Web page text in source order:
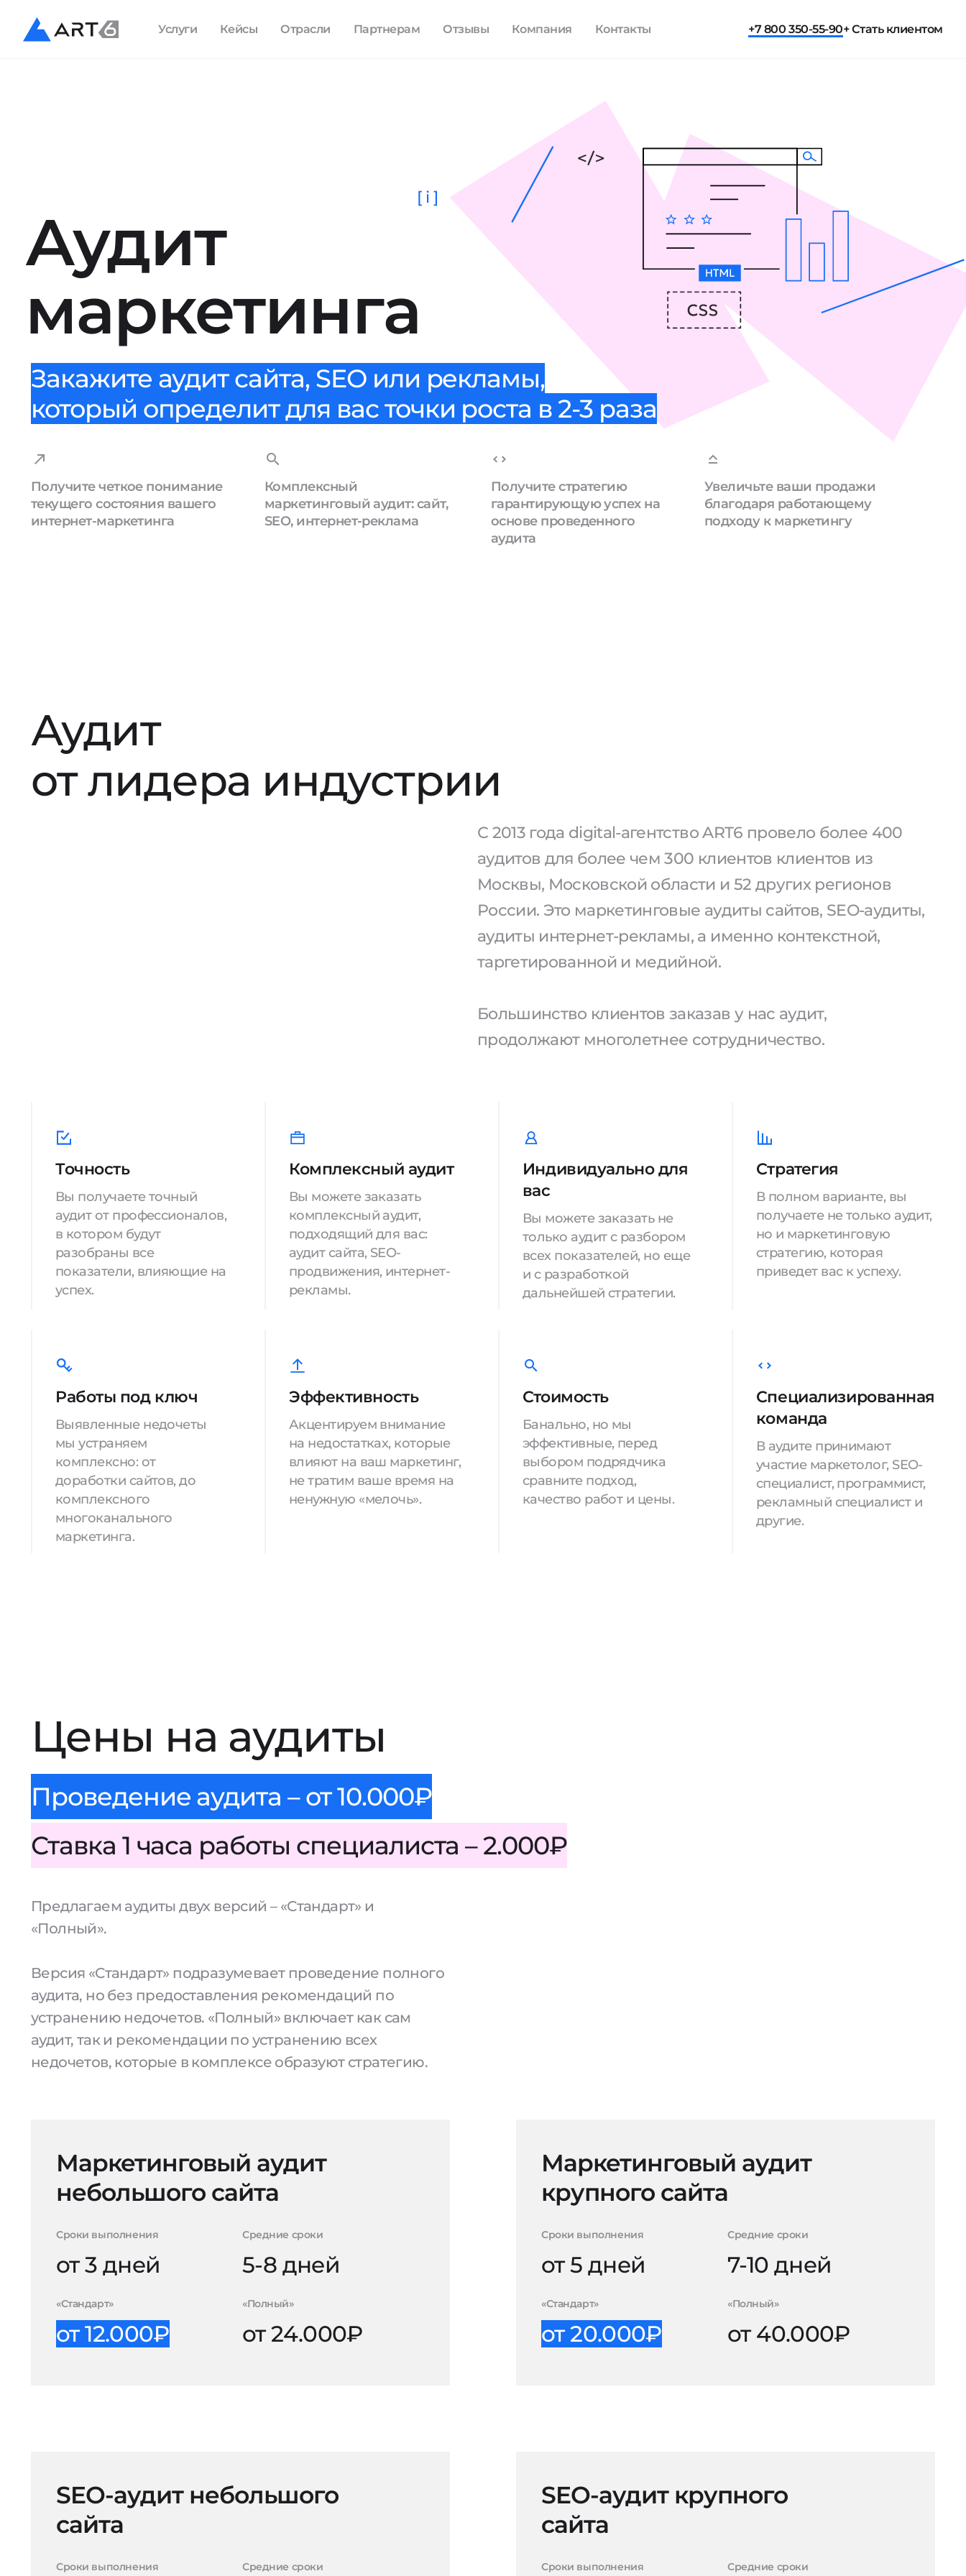
Услуги Кейсы Отрасли Партнерам Отзывы Компания Контакты +7 800 350-55-90+ Стать клиентом
Аудит
маркетинга
[ i ]
Закажите аудит сайта, SEO или рекламы,
который определит для вас точки роста в 2-3 раза
Получите четкое понимание
текущего состояния вашего
интернет-маркетинга
Комплексный
маркетинговый аудит: сайт,
SEO, интернет-реклама
Получите стратегию
гарантирующую успех на
основе проведенного
аудита
Увеличьте ваши продажи
благодаря работающему
подходу к маркетингу
Аудит
от лидера индустрии
С 2013 года digital-агентство ART6 провело более 400
аудитов для более чем 300 клиентов клиентов из
Москвы, Московской области и 52 других регионов
России. Это маркетинговые аудиты сайтов, SEO-аудиты,
аудиты интернет-рекламы, а именно контекстной,
таргетированной и медийной.
Большинство клиентов заказав у нас аудит,
продолжают многолетнее сотрудничество.
Точность
Вы получаете точный
аудит от профессионалов,
в котором будут
разобраны все
показатели, влияющие на
успех.
Комплексный аудит
Вы можете заказать
комплексный аудит,
подходящий для вас:
аудит сайта, SEO-
продвижения, интернет-
рекламы.
Индивидуально для
вас
Вы можете заказать не
только аудит с разбором
всех показателей, но еще
и с разработкой
дальнейшей стратегии.
Стратегия
В полном варианте, вы
получаете не только аудит,
но и маркетинговую
стратегию, которая
приведет вас к успеху.
Работы под ключ
Выявленные недочеты
мы устраняем
комплексно: от
доработки сайтов, до
комплексного
многоканального
маркетинга.
Эффективность
Акцентируем внимание
на недостатках, которые
влияют на ваш маркетинг,
не тратим ваше время на
ненужную «мелочь».
Стоимость
Банально, но мы
эффективные, перед
выбором подрядчика
сравните подход,
качество работ и цены.
Специализированная
команда
В аудите принимают
участие маркетолог, SEO-
специалист, программист,
рекламный специалист и
другие.
Цены на аудиты
Проведение аудита – от 10.000₽
Ставка 1 часа работы специалиста – 2.000₽
Предлагаем аудиты двух версий – «Стандарт» и
«Полный».
Версия «Стандарт» подразумевает проведение полного
аудита, но без предоставления рекомендаций по
устранению недочетов. «Полный» включает как сам
аудит, так и рекомендации по устранению всех
недочетов, которые в комплексе образуют стратегию.
Маркетинговый аудит
небольшого сайта
Сроки выполнения
от 3 дней
Средние сроки
5-8 дней
«Стандарт»
от 12.000₽
«Полный»
от 24.000₽
Маркетинговый аудит
крупного сайта
Сроки выполнения
от 5 дней
Средние сроки
7-10 дней
«Стандарт»
от 20.000₽
«Полный»
от 40.000₽
SEO-аудит небольшого
сайта
Сроки выполнения Средние сроки
SEO-аудит крупного
сайта
Сроки выполнения Средние сроки